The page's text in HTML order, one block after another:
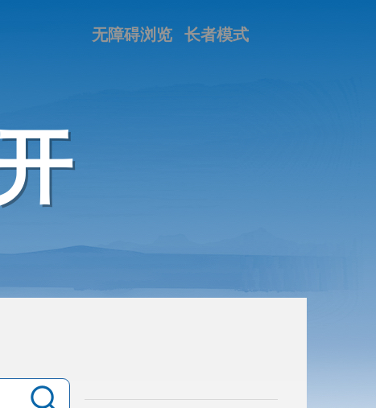
长者模式
无障碍浏览